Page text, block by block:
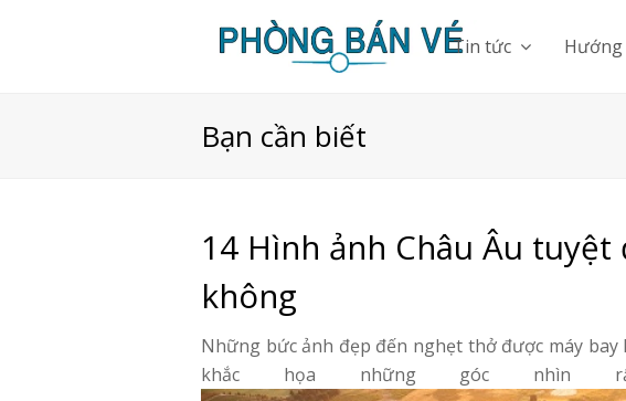
Tin tức
Bạn cần biết
14 Hình ảnh Châu Âu
không
Những bức ảnh đẹp đến nghẹt thở được máy
khắc họa những góc nhìn